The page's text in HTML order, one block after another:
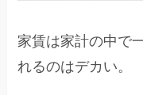
家賃は家計の中で
れるのはデカい。